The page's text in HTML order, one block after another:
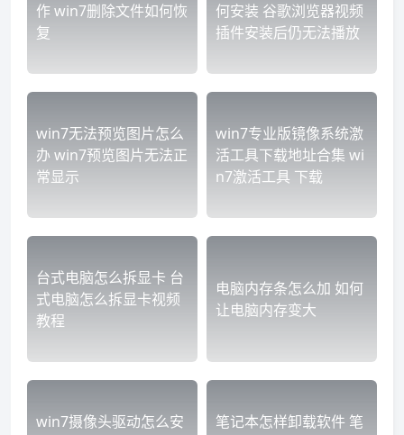
作 win7删除文件如何恢
复
何安装 谷歌浏览器视频
插件安装后仍无法播放
win7无法预览图片怎么
办 win7预览图片无法正
常显示
win7专业版镜像系统激
活工具下载地址合集 wi
n7激活工具 下载
台式电脑怎么拆显卡 台
式电脑怎么拆显卡视频
教程
电脑内存条怎么加 如何
让电脑内存变大
win7摄像头驱动怎么安
笔记本怎样卸载软件 笔